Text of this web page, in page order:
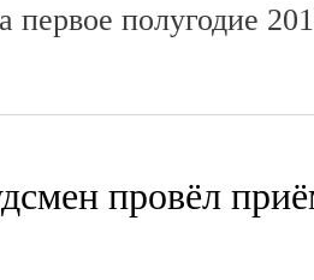
полугодие
провёл